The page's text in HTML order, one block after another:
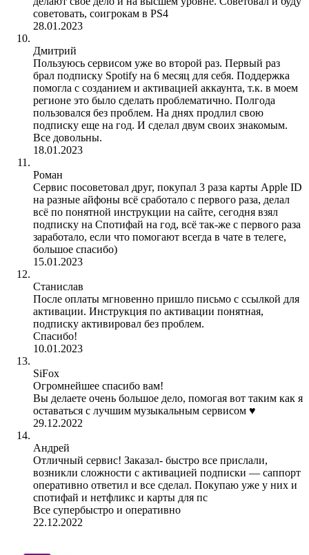
советовать, соигрокам в PS4
28.01.2023
Дмитрий
Пользуюсь сервисом уже во второй раз. Первый раз
брал подписку Spotify на 6 месяц для себя. Поддержка
помогла с созданием и активацией аккаунта, т.к. в моем
регионе это было сделать проблематично. Полгода
пользовался без проблем. На днях продлил свою
подписку еще на год. И сделал двум своих знакомым.
Все довольны.
18.01.2023
Роман
Сервис посоветовал друг, покупал 3 раза карты Apple ID
на разные айфоны всё сработало с первого раза, делал
всё по понятной инструкции на сайте, сегодня взял
подписку на Спотифай на год, всё так-же с первого раза
заработало, если что помогают всегда в чате в телеге,
большое спасибо)
15.01.2023
Станислав
После оплаты мгновенно пришло письмо с ссылкой для
активации. Инструкция по активации понятная,
подписку активировал без проблем.
Спасибо!
10.01.2023
SiFox
Огромнейшее спасибо вам!
Вы делаете очень большое дело, помогая вот таким как я
оставаться с лучшим музыкальным сервисом ♥️
29.12.2022
Андрей
Отличный сервис! Заказал- быстро все прислали,
возникли сложности с активацией подписки — саппорт
оперативно ответил и все сделал. Покупаю уже у них и
спотифай и нетфликс и карты для пс
Все супербыстро и оперативно
22.12.2022